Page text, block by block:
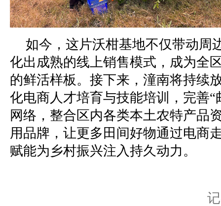
如今，这片沃柑基地不仅带动周
化出成熟的线上销售模式，成为全
的鲜活样板。接下来，潼南将持续
化电商人才培育与技能培训，完善“
网络，整合区内各类本土农特产品
用品牌，让更多田间好物通过电商
赋能为乡村振兴注入持久动力。